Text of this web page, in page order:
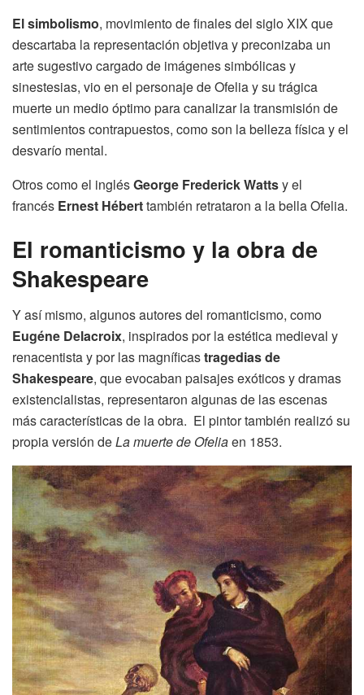
El simbolismo, movimiento de finales del siglo XIX que
descartaba la representación objetiva y preconizaba un
arte sugestivo cargado de imágenes simbólicas y
sinestesias, vio en el personaje de Ofelia y su trágica
muerte un medio óptimo para canalizar la transmisión de
sentimientos contrapuestos, como son la belleza física y el
desvarío mental.
Otros como el inglésGeorge Frederick Wattsy el
francés Ernest Héberttambién retrataron a la bella Ofelia.
El romanticismo y la obra de
Shakespeare
Y así mismo, algunos autores del romanticismo, como
Eugéne Delacroix, inspirados por la estética medieval y
renacentista y por las magníficastragedias de
Shakespeare, que evocaban paisajes exóticos y dramas
existencialistas, representaron algunas de las escenas
más características de la obra. El pintor también realizó su
propia versión deLa muerte de Ofeliaen 1853.